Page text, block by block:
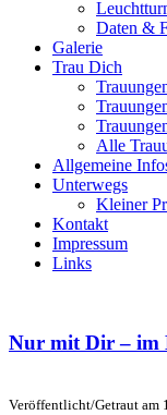
Daten &
Galerie
Trau Dich
Alle
Allgemeine
Unterwegs
Kleiner
Kontakt
Impressum
Links
Nur mit Dir – im
Veröffentlicht/Getraut am